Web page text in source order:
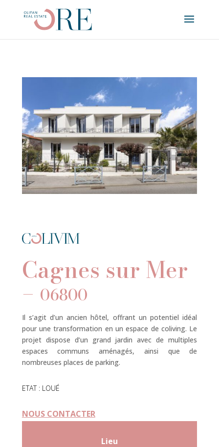
Cagnes sur Mer
– 06800
Il s’agit d’un ancien hôtel, offrant un potentiel idéal
pour une transformation en un espace de coliving. Le
projet dispose d’un grand jardin avec de multiples
espaces communs aménagés, ainsi que de
nombreuses places de parking.
ETAT : LOUÉ
NOUS CONTACTER
Lieu